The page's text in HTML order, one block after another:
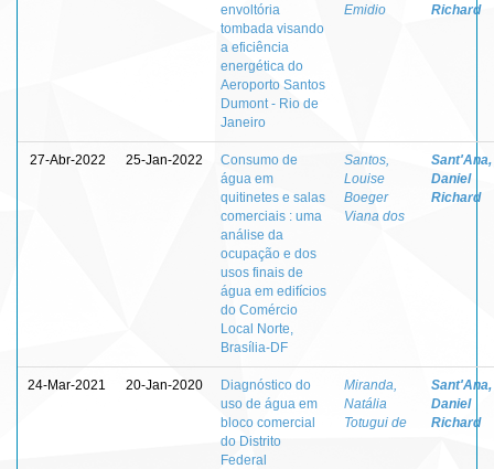
envoltória
tombada visando
a eficiência
energética do
Aeroporto Santos
Dumont - Rio de
Janeiro
Emidio
Richard
27-Abr-2022 25-Jan-2022
Consumo de
água em
quitinetes e salas
comerciais : uma
análise da
ocupação e dos
usos finais de
água em edifícios
do Comércio
Local Norte,
Brasília-DF
Santos,
Louise
Boeger
Viana dos
Sant'Ana,
Daniel
Richard
24-Mar-2021 20-Jan-2020
Diagnóstico do
uso de água em
bloco comercial
do Distrito
Federal
Miranda,
Natália
Totugui de
Sant'Ana,
Daniel
Richard